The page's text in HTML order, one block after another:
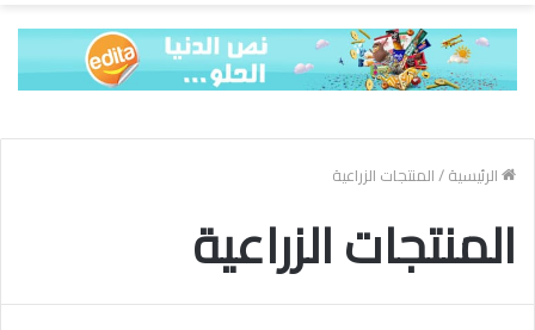
الرئيسية/المنتجات الزراعية
المنتجات الزراعية